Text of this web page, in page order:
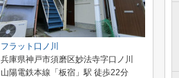
フラット口ノ川
兵庫県神戸市須磨区妙法寺字口ノ川
山陽電鉄本線「板宿」駅 徒歩22分